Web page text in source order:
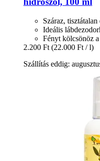
Száraz,
Ideális
Fényt kölcsönöz
2.200 Ft (22.000 Ft / l)
Szállítás eddig: